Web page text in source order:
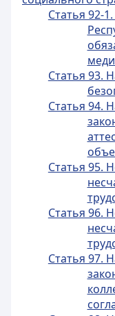
Статья 92-
Статья 93.
Статья 94.
Статья 95.
Статья 96.
Статья 97.